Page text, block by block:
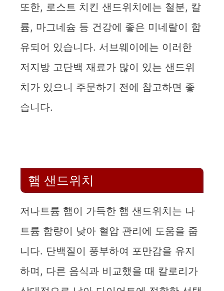
또한, 로스트 치킨 샌드위치에는 철분, 칼
륨, 마그네슘 등 건강에 좋은 미네랄이 함
유되어 있습니다. 서브웨이에는 이러한
저지방 고단백 재료가 많이 있는 샌드위
치가 있으니 주문하기 전에 참고하면 좋
습니다.
햄 샌드위치
저나트륨 햄이 가득한 햄 샌드위치는 나
트륨 함량이 낮아 혈압 관리에 도움을 줍
니다. 단백질이 풍부하여 포만감을 유지
하며, 다른 음식과 비교했을 때 칼로리가